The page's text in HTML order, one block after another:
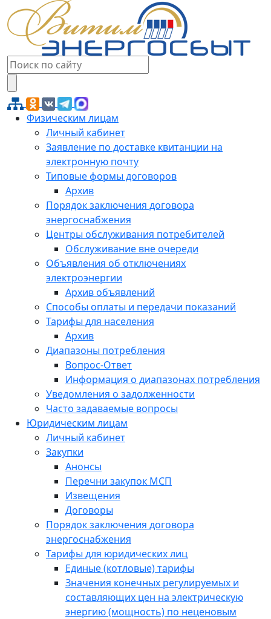
Физическим лицам
Личный кабинет
Заявление по доставке квитанции на
электронную почту
Типовые формы договоров
Архив
Порядок заключения договора
энергоснабжения
Центры обслуживания потребителей
Обслуживание вне очереди
Объявления об отключениях
электроэнергии
Архив объявлений
Способы оплаты и передачи показаний
Тарифы для населения
Архив
Диапазоны потребления
Вопрос-Ответ
Информация о диапазонах потребления
Уведомления о задолженности
Часто задаваемые вопросы
Юридическим лицам
Личный кабинет
Закупки
Анонсы
Перечни закупок МСП
Извещения
Договоры
Порядок заключения договора
энергоснабжения
Тарифы для юридических лиц
Единые (котловые) тарифы
Значения конечных регулируемых и
составляющих цен на электрическую
энергию (мощность) по неценовым